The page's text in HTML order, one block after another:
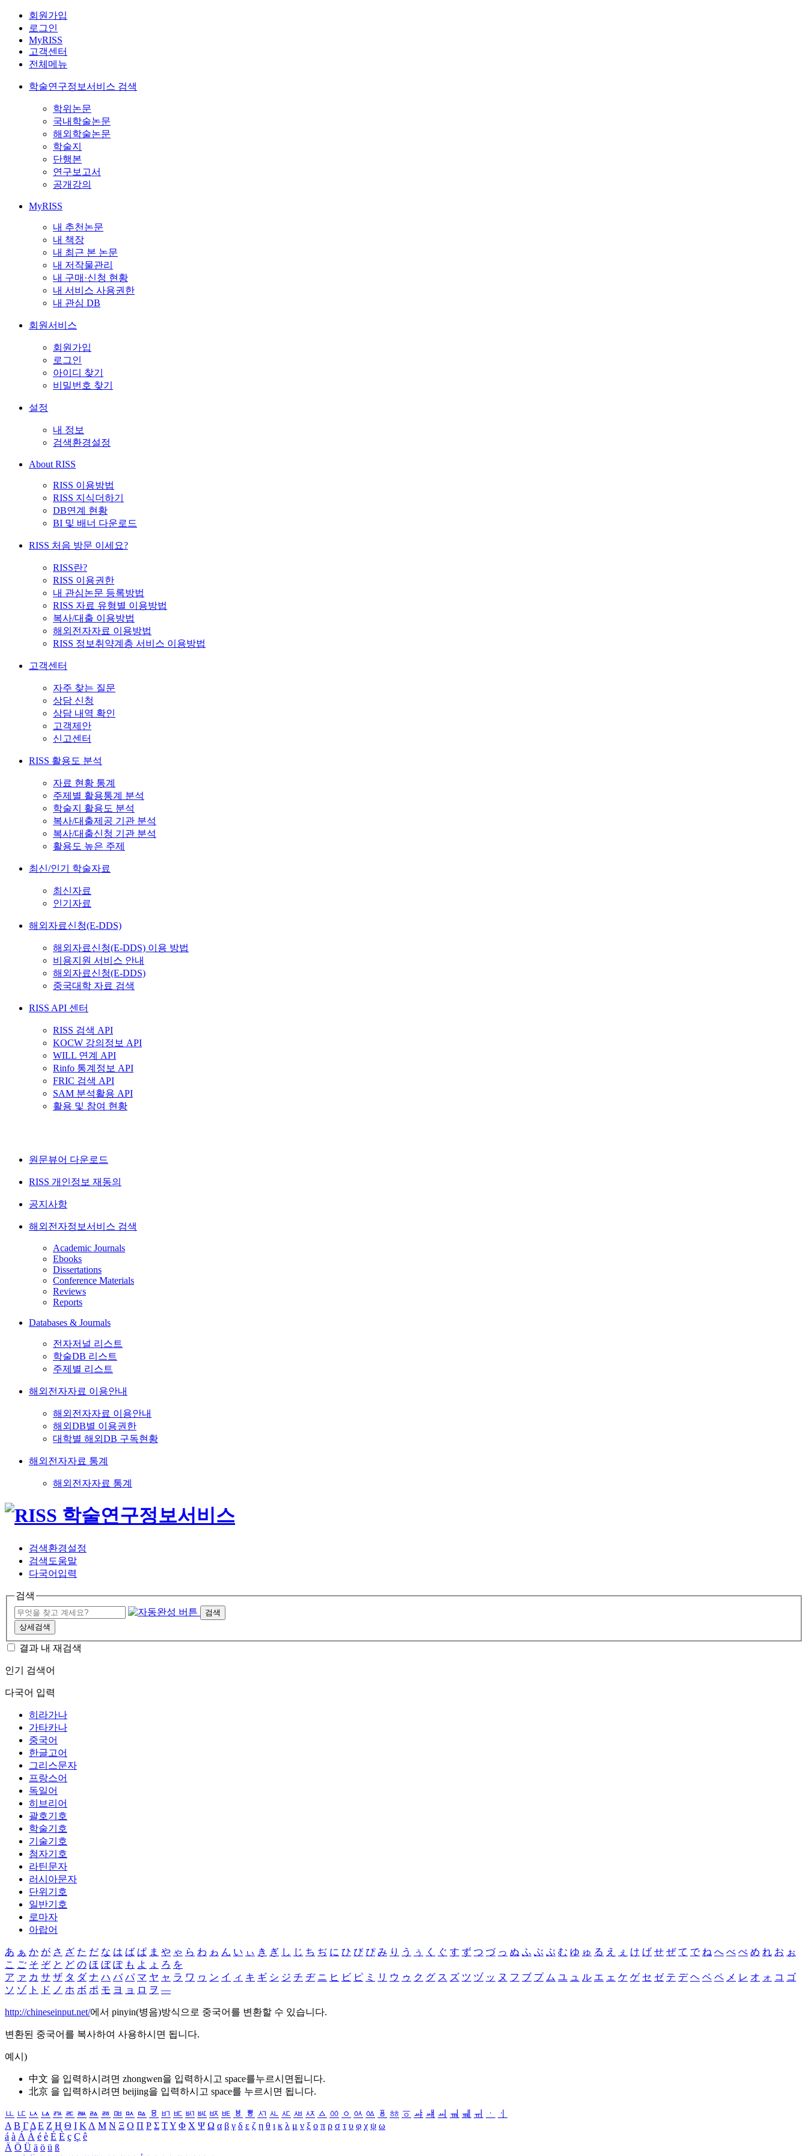
회원가입
로그인
MyRISS
고객센터
전체메뉴
학술연구정보서비스 검색
학위논문
국내학술논문
해외학술논문
학술지
단행본
연구보고서
공개강의
MyRISS
내 추천논문
내 책장
내 최근 본 논문
내 저작물관리
내 구매·신청 현황
내 서비스 사용권한
내 관심 DB
회원서비스
회원가입
로그인
아이디 찾기
비밀번호 찾기
설정
내 정보
검색환경설정
About RISS
RISS 이용방법
RISS 지식더하기
DB연계 현황
BI 및 배너 다운로드
RISS 처음 방문 이세요?
RISS란?
RISS 이용권한
내 관심논문 등록방법
RISS 자료 유형별 이용방법
복사/대출 이용방법
해외전자자료 이용방법
RISS 정보취약계층 서비스 이용방법
고객센터
자주 찾는 질문
상담 신청
상담 내역 확인
고객제안
신고센터
RISS 활용도 분석
자료 현황 통계
주제별 활용통계 분석
학술지 활용도 분석
복사/대출제공 기관 분석
복사/대출신청 기관 분석
활용도 높은 주제
최신/인기 학술자료
최신자료
인기자료
해외자료신청(E-DDS)
해외자료신청(E-DDS) 이용 방법
비용지원 서비스 안내
해외자료신청(E-DDS)
중국대학 자료 검색
RISS API 센터
RISS 검색 API
KOCW 강의정보 API
WILL 연계 API
Rinfo 통계정보 API
FRIC 검색 API
SAM 분석활용 API
활용 및 참여 현황
원문뷰어 다운로드
RISS 개인정보 재동의
공지사항
해외전자정보서비스 검색
Academic Journals
Ebooks
Dissertations
Conference Materials
Reviews
Reports
Databases & Journals
전자저널 리스트
학술DB 리스트
주제별 리스트
해외전자자료 이용안내
해외전자자료 이용안내
해외DB별 이용권한
대학별 해외DB 구독현황
해외전자자료 통계
해외전자자료 통계
검색환경설정
검색도움말
다국어입력
검색
검색
상세검색
결과 내 재검색
인기 검색어
다국어 입력
히라가나
가타카나
중국어
한글고어
그리스문자
프랑스어
독일어
히브리어
괄호기호
학술기호
기술기호
첨자기호
라틴문자
러시아문자
단위기호
일반기호
로마자
아랍어
あ ぁ か が さ ざ た だ な は ば ぱ ま や ゃ ら わ ゎ ん い ぃ き ぎ し じ ち ぢ に ひ び ぴ み り う ぅ く ぐ す ず つ づ っ ぬ ふ ぶ ぷ む ゆ ゅ る え ぇ け げ せ ぜ て で ね へ べ ぺ め れ お ぉ
こ ご そ ぞ と ど の ほ ぼ ぽ も よ ょ ろ を
ア ァ カ サ ザ タ ダ ナ ハ バ パ マ ヤ ャ ラ ワ ヮ ン イ ィ キ ギ シ ジ チ ヂ ニ ヒ ビ ピ ミ リ ウ ゥ ク グ ス ズ ツ ヅ ッ ヌ フ ブ プ ム ユ ュ ル エ ェ ケ ゲ セ ゼ テ デ ヘ ベ ペ メ レ オ ォ コ ゴ
ソ ゾ ト ド ノ ホ ボ ポ モ ヨ ョ ロ ヲ ―
http://chineseinput.net/에서 pinyin(병음)방식으로 중국어를 변환할 수 있습니다.
변환된 중국어를 복사하여 사용하시면 됩니다.
예시)
中文 을 입력하시려면 zhongwen을 입력하시고 space를누르시면됩니다.
北京 을 입력하시려면 beijing을 입력하시고 space를 누르시면 됩니다.
ㅥ ㅦ ㅧ ㅨ ㅩ ㅪ ㅫ ㅬ ㅭ ㅮ ㅯ ㅰ ㅱ ㅲ ㅳ ㅴ ㅵ ㅶ ㅷ ㅸ ㅹ ㅺ ㅻ ㅼ ㅽ ㅾ ㅿ ㆀ ㆁ ㆂ ㆃ ㆄ ㆅ ㆆ ㆇ ㆈ ㆉ ㆊ ㆋ ㆌ ㆍ
ㆎ
Α Β ΓΔ Ε Ζ Η Θ Ι ΚΛ Μ Ν Ξ Ο Π Ρ Σ ΤΥ Φ Χ Ψ Ω α β γ δ ε ζ η θ ι κ λ μ ν ξ ο π ρ σ τ υ φ χ ψ ω
á à Á À é è É È ç Ç ê
Ä Ö Ü ä ö ü ß